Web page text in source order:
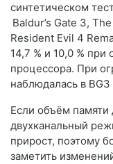
синтетическом
Baldur’s Gate 3,
Resident Evil 4
14,7 % и 10,0 %
процессора. При
наблюдалась в BG3
Если объём памяти
двухканальный
прирост, поэтому
заметить